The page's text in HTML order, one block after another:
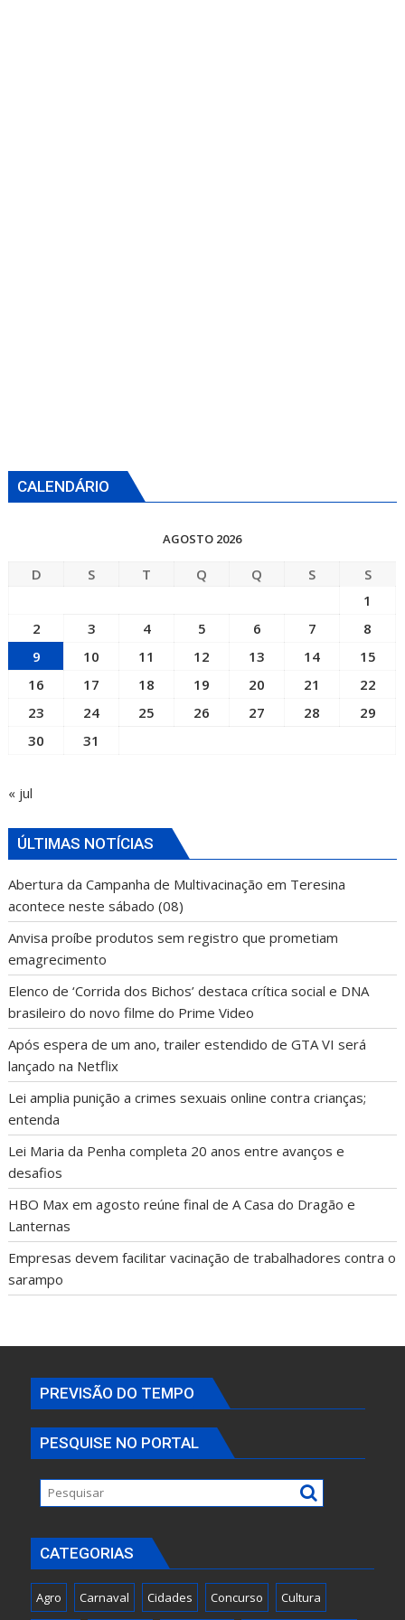
CALENDÁRIO
AGOSTO 2026
D S T Q Q S
S
1
2
3 4 5 6 7
8
9
10 11 12 13 14
15
16
17 18 19 20 21
22
23
24 25 26 27 28
29
30
31
« jul
ÚLTIMAS NOTÍCIAS
Abertura da Campanha de Multivacinação em Teresina
acontece neste sábado (08)
Anvisa proíbe produtos sem registro que prometiam
emagrecimento
Elenco de ‘Corrida dos Bichos’ destaca crítica social e DNA
brasileiro do novo filme do Prime Video
Após espera de um ano, trailer estendido de GTA VI será
lançado na Netflix
Lei amplia punição a crimes sexuais online contra crianças;
entenda
Lei Maria da Penha completa 20 anos entre avanços e
desafios
HBO Max em agosto reúne final de A Casa do Dragão e
Lanternas
Empresas devem facilitar vacinação de trabalhadores contra o
sarampo
PREVISÃO DO TEMPO
PESQUISE NO PORTAL
CATEGORIAS
Agro Carnaval Cidades Concurso Cultura